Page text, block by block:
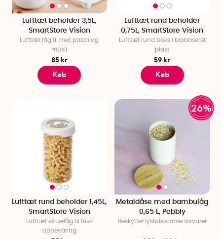
Lufttæt beholder 3,5L,
SmartStore Vision
Lufttæt låg til mel, pasta og
müsli
85 kr
Køb
Lufttæt rund beholder
0,75L, SmartStore Vision
Lufttæt rund boks i biobaseret
plast
59 kr
Køb
Lufttæt rund beholder 1,45L,
SmartStore Vision
Lufttæt skruelåg til frisk
opbevaring
26%
Metaldåse med bambulåg
0,65 L, Pebbly
Beskytter lysfølsomme tørvarer